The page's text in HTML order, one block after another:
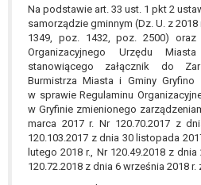
Na podstawie art. 33 ust. 1 pkt 2
samorządzie gminnym (Dz. U. z
1349, poz. 1432, poz. 2500)
Organizacyjnego Urzędu
stanowiącego załącznik do
Burmistrza Miasta i Gminy
w sprawie Regulaminu
w Gryfinie zmienionego
marca 2017 r. Nr 120.70.2017 z
120.103.2017 z dnia 30 listopada
lutego 2018 r., Nr 120.49.2018 z
120.72.2018 z dnia 6 września 2018
lub przez
Z przyczyn
szczególną sytuacją.
sprzeciwu,
przetwarzać tych
że wykaże on
uzasadnionych
nadrzędnych wobec
wolności osoby,